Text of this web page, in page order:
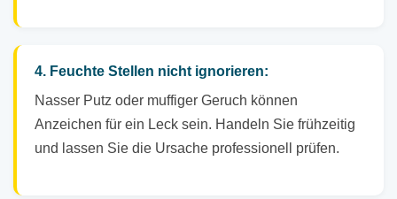
4. Feuchte Stellen nicht ignorieren:
Nasser Putz oder muffiger Geruch können
Anzeichen für ein Leck sein. Handeln Sie frühzeitig
und lassen Sie die Ursache professionell prüfen.